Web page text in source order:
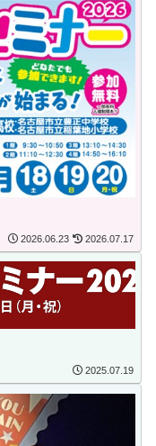
2026.06.23 2026.07.17
2025.07.19